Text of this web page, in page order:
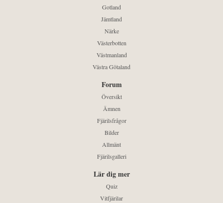
Gotland
Jämtland
Närke
Västerbotten
Västmanland
Västra Götaland
Forum
Översikt
Ämnen
Fjärilsfrågor
Bilder
Allmänt
Fjärilsgalleri
Lär dig mer
Quiz
Vitfjärilar